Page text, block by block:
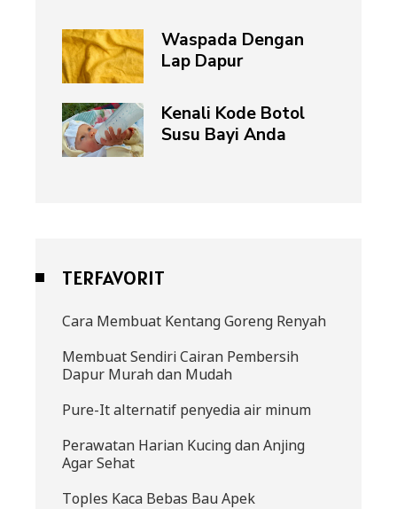
Waspada Dengan
Lap Dapur
Kenali Kode Botol
Susu Bayi Anda
TERFAVORIT
Cara Membuat Kentang Goreng Renyah
Membuat Sendiri Cairan Pembersih
Dapur Murah dan Mudah
Pure-It alternatif penyedia air minum
Perawatan Harian Kucing dan Anjing
Agar Sehat
Toples Kaca Bebas Bau Apek